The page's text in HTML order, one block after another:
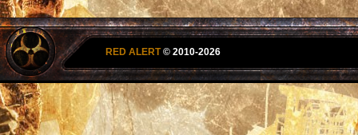
RED ALERT © 2010-2026